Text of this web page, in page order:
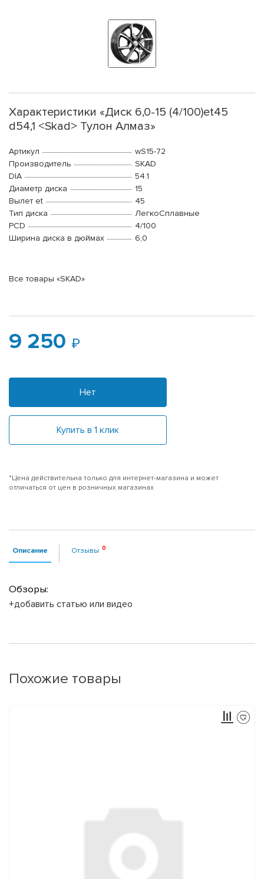
Характеристики «Диск 6,0-15 (4/100)et45
d54,1 <Skad> Тулон Алмаз»
Артикул
wS15-72
Производитель
SKAD
DIA
54.1
Диаметр диска
15
Вылет et
45
Тип диска
ЛегкоСплавные
PCD
4/100
Ширина диска в дюймах
6,0
Все товары «SKAD»
9 250
Нет
Купить в 1 клик
*Цена действительна только для интернет-магазина и может
отличаться от цен в розничных магазинах
Описание Отзывы
Обзоры:
+добавить статью или видео
Похожие товары